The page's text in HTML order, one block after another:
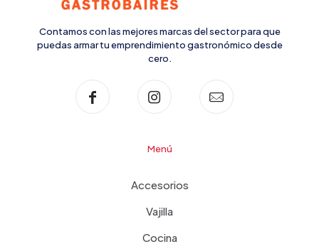
Contamos con las mejores marcas del sector para que
puedas armar tu emprendimiento gastronómico desde
cero.
Menú
Accesorios
Vajilla
Cocina